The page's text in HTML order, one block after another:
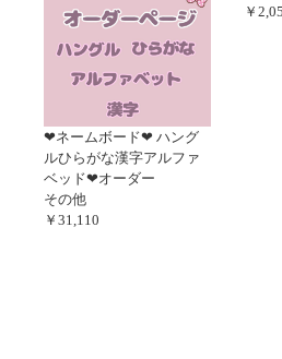
‪‪❤︎‬ネームボード‪‪❤︎‬ ハング
ルひらがな漢字アルファ
ベッド❤︎‬オーダー
その他
￥31,110
￥